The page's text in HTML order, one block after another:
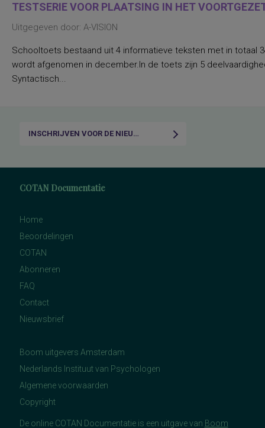
TESTSERIE VOOR PLAATSING IN HET
Uitgegeven door: A-VISION
Schooltoets bestaand uit 4 informatieve teksten met in totaal
wordt afgenomen in december.In de toets zijn 5
Syntactisch...
INSCHRIJVEN VOOR DE NIEUWSBRIEF
COTAN Documentatie
Home
Beoordelingen
COTAN
Abonneren
FAQ
Contact
Nieuwsbrief
Boom uitgevers Amsterdam
Nederlands Instituut van Psychologen
Algemene voorwaarden
Copyright
De online COTAN Documentatie is een uitgave van Boom